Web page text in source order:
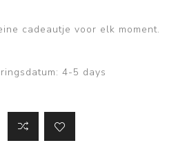
cadeautje voor elk moment.
4-5 days